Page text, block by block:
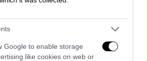
Google to enable storage
like cookies on web or
με τις μεγάλες, ευρύχωρες
δίνουν την δυνατότητα να
ήλιο και τη θάλασσα χωρίς